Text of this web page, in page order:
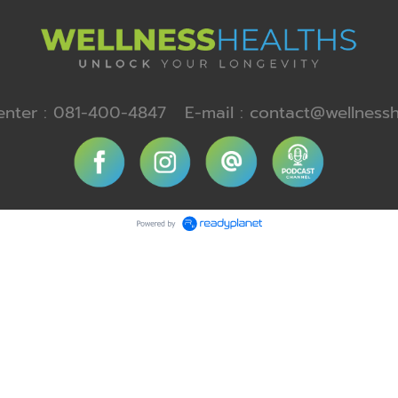
: 081-400-4847 E-mail :